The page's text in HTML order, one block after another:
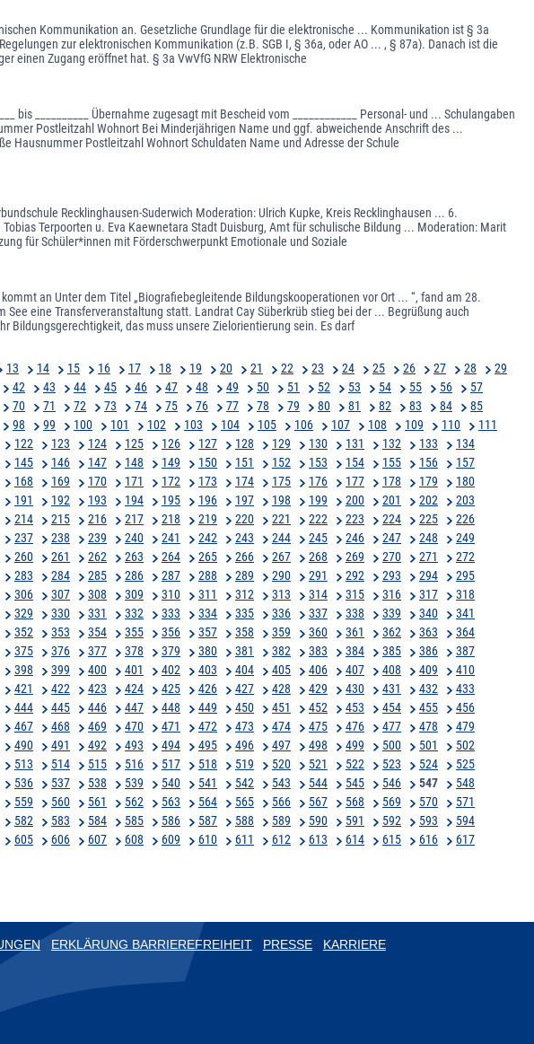
Kommunikation an. Gesetzliche Grundlage für die elektronische ... Kommunikation ist § 3a
zur elektronischen Kommunikation (z.B. SGB I, § 36a, oder AO ... , § 87a). Danach ist die
einen Zugang eröffnet hat. § 3a VwVfG NRW Elektronische
bis __________ Übernahme zugesagt mit Bescheid vom ____________ Personal- und ... Schulangaben
Postleitzahl Wohnort Bei Minderjährigen Name und ggf. abweichende Anschrift des ...
Postleitzahl Wohnort Schuldaten Name und Adresse der Schule
Recklinghausen-Suderwich Moderation: Ulrich Kupke, Kreis Recklinghausen ... 6.
Terpoorten u. Eva Kaewnetara Stadt Duisburg, Amt für schulische Bildung ... Moderation: Marit
für Schüler*innen mit Förderschwerpunkt Emotionale und Soziale
an Unter dem Titel „Biografiebegleitende Bildungskooperationen vor Ort ... “, fand am 28.
eine Transferveranstaltung statt. Landrat Cay Süberkrüb stieg bei der ... Begrüßung auch
Bildungsgerechtigkeit, das muss unsere Zielorientierung sein. Es darf
13 14 15 16 17 18 19 20 21 22 23 24 25 26 27 28
29
42 43 44 45 46 47 48 49 50 51 52 53 54 55 56
57
70 71 72 73 74 75 76 77 78 79 80 81 82 83 84
85
98 99 100 101 102 103 104 105 106 107 108 109 110
111
122 123 124 125 126 127 128 129 130 131 132 133
134
145 146 147 148 149 150 151 152 153 154 155 156
157
168 169 170 171 172 173 174 175 176 177 178 179
180
191 192 193 194 195 196 197 198 199 200 201 202
203
214 215 216 217 218 219 220 221 222 223 224 225
226
237 238 239 240 241 242 243 244 245 246 247 248
249
260 261 262 263 264 265 266 267 268 269 270 271
272
283 284 285 286 287 288 289 290 291 292 293 294
295
306 307 308 309 310 311 312 313 314 315 316 317
318
329 330 331 332 333 334 335 336 337 338 339 340
341
352 353 354 355 356 357 358 359 360 361 362 363
364
375 376 377 378 379 380 381 382 383 384 385 386
387
398 399 400 401 402 403 404 405 406 407 408 409
410
421 422 423 424 425 426 427 428 429 430 431 432
433
444 445 446 447 448 449 450 451 452 453 454 455
456
467 468 469 470 471 472 473 474 475 476 477 478
479
490 491 492 493 494 495 496 497 498 499 500 501
502
513 514 515 516 517 518 519 520 521 522 523 524
525
536 537 538 539 540 541 542 543 544 545 546 547
548
559 560 561 562 563 564 565 566 567 568 569 570
571
582 583 584 585 586 587 588 589 590 591 592 593
594
605 606 607 608 609 610 611 612 613 614 615 616
617
ERKLÄRUNG BARRIEREFREIHEIT PRESSE
KARRIERE